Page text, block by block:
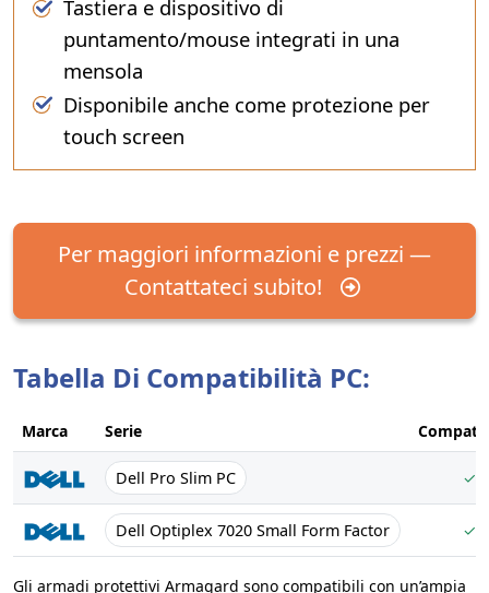
Tastiera e dispositivo di
puntamento/mouse integrati in una
mensola
Disponibile anche come protezione per
touch screen
Per maggiori informazioni e prezzi —
Contattateci subito!
Tabella Di Compatibilità PC:
Marca Serie
Dell Pro Slim PC ✓
Dell Optiplex 7020 Small Form Factor ✓
Gli armadi protettivi Armagard sono compatibili con un’ampia